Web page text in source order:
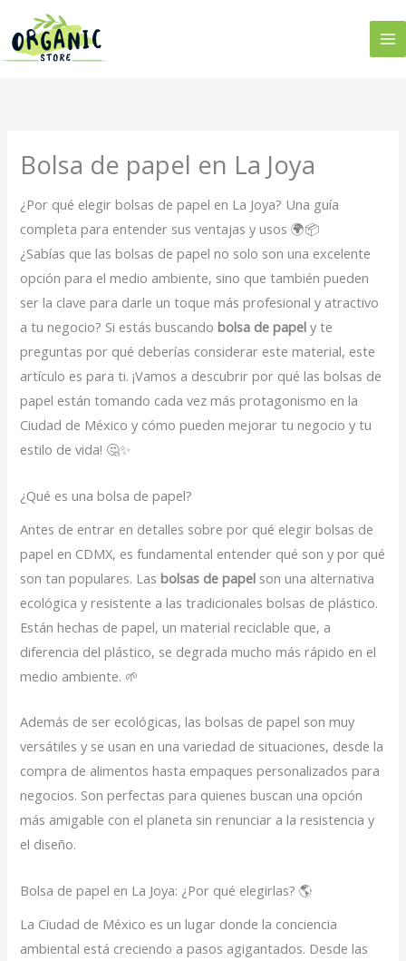
contenido
Bolsa de papel en La Joya
¿Por qué elegir bolsas de papel en La Joya? Una guía
completa para entender sus ventajas y usos 🌍📦
¿Sabías que las bolsas de papel no solo son una excelente
opción para el medio ambiente, sino que también pueden
ser la clave para darle un toque más profesional y atractivo
a tu negocio? Si estás buscandobolsa de papel y te
preguntas por qué deberías considerar este material, este
artículo es para ti. ¡Vamos a descubrir por qué las bolsas de
papel están tomando cada vez más protagonismo en la
Ciudad de México y cómo pueden mejorar tu negocio y tu
estilo de vida! 🤔✨
¿Qué es una bolsa de papel?
Antes de entrar en detalles sobre por qué elegir bolsas de
papel en CDMX, es fundamental entender qué son y por qué
son tan populares. Lasbolsas de papel son una alternativa
ecológica y resistente a las tradicionales bolsas de plástico.
Están hechas de papel, un material reciclable que, a
diferencia del plástico, se degrada mucho más rápido en el
medio ambiente. 🌱
Además de ser ecológicas, las bolsas de papel son muy
versátiles y se usan en una variedad de situaciones, desde la
compra de alimentos hasta empaques personalizados para
negocios. Son perfectas para quienes buscan una opción
más amigable con el planeta sin renunciar a la resistencia y
el diseño.
Bolsa de papel en La Joya: ¿Por qué elegirlas? 🌎
La Ciudad de México es un lugar donde la conciencia
ambiental está creciendo a pasos agigantados. Desde las